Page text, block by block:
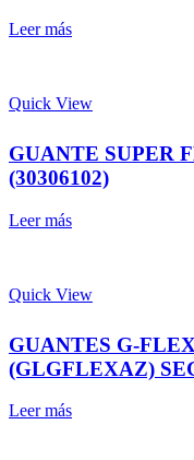
Leer más
Quick View
GUANTE SUPER
(30306102)
Leer más
Quick View
GUANTES G-
(GLGFLEXAZ)
Leer más